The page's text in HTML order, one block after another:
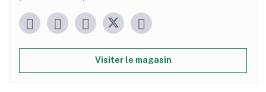
Visiter le magasin